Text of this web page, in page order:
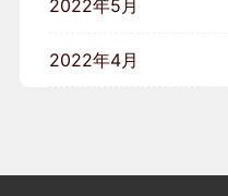
2022年5月
2022年4月